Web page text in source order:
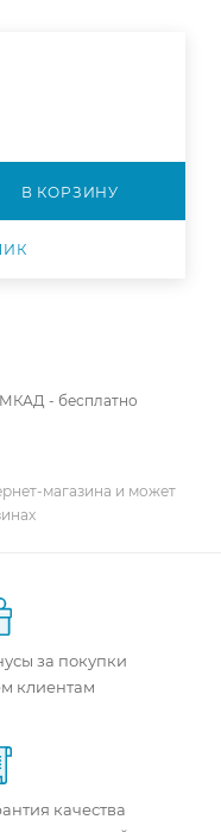
В КОРЗИНУ
- бесплатно
магазина и может
за покупки
клиентам
качества